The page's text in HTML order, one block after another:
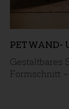
PET WAND-
Gestaltbares
Formschnitt